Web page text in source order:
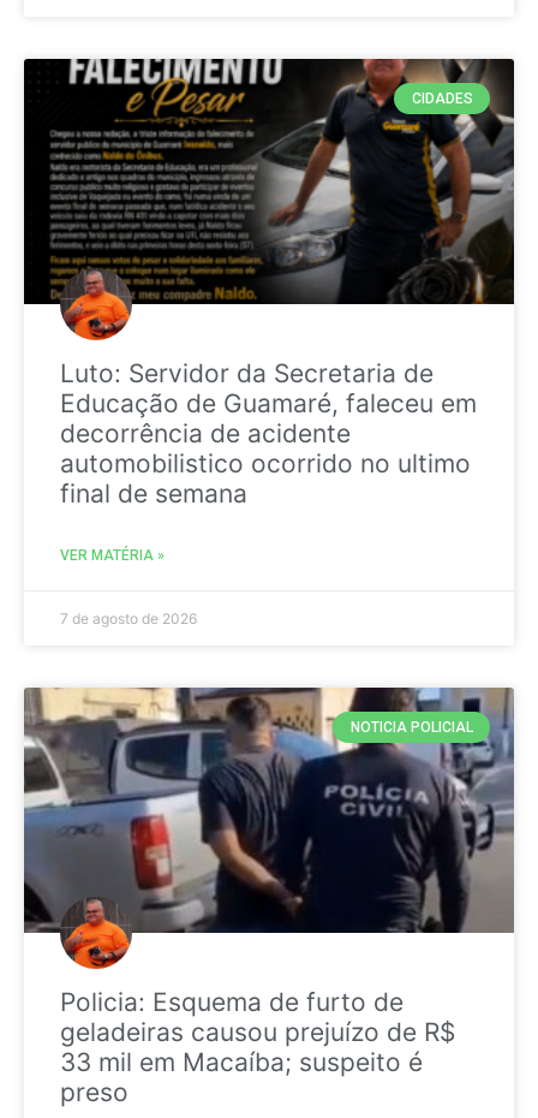
CIDADES
Luto: Servidor da Secretaria de
Educação de Guamaré, faleceu em
decorrência de acidente
automobilistico ocorrido no ultimo
final de semana
VER MATÉRIA »
7 de agosto de 2026
NOTICIA POLICIAL
Policia: Esquema de furto de
geladeiras causou prejuízo de R$
33 mil em Macaíba; suspeito é
preso